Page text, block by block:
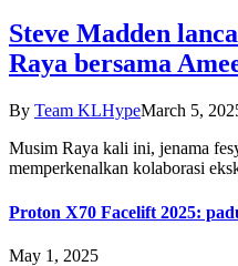
Steve Madden
Raya bersama
By Team KLHypeMarch 5,
Musim Raya kali ini, jenama
memperkenalkan kolaborasi
Proton X70 Facelift 2025:
May 1, 2025